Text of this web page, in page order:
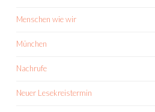
Menschen wie wir
München
Nachrufe
Neuer Lesekreistermin